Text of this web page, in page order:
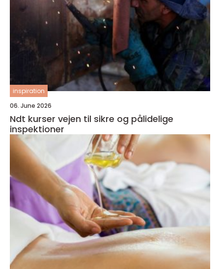
inspiration
06. June 2026
Ndt kurser vejen til sikre og pålidelige
inspektioner